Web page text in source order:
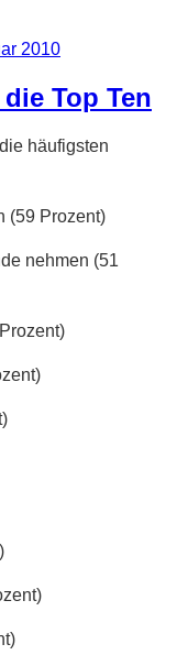
2010
Top Ten
häufigsten
(59 Prozent)
nehmen (51